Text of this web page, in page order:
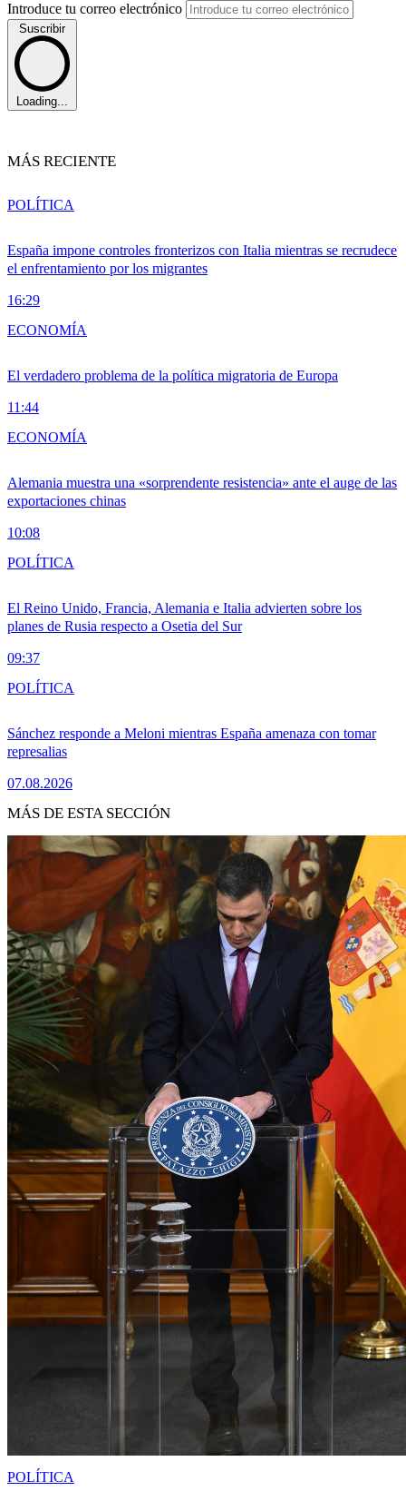
Introduce tu correo electrónico
Suscribir
Loading...
MÁS RECIENTE
España impone controles fronterizos con Italia mientras se recrudece
el enfrentamiento por los migrantes
16:29
POLÍTICA
El verdadero problema de la política migratoria de Europa
11:44
ECONOMÍA
Alemania muestra una «sorprendente resistencia» ante el auge de las
exportaciones chinas
10:08
ECONOMÍA
El Reino Unido, Francia, Alemania e Italia advierten sobre los
planes de Rusia respecto a Osetia del Sur
09:37
POLÍTICA
Sánchez responde a Meloni mientras España amenaza con tomar
represalias
07.08.2026
POLÍTICA
MÁS DE ESTA SECCIÓN
POLÍTICA